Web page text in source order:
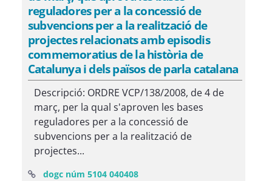
reguladores per a la concessió de
subvencions per a la realització de
projectes relacionats amb episodis
commemoratius de la història de
Catalunya i dels països de parla catalana
Descripció: ORDRE VCP/138/2008, de 4 de
març, per la qual s'aproven les bases
reguladores per a la concessió de
subvencions per a la realització de
projectes...
dogc núm 5104 040408(Obre una finestra nova)